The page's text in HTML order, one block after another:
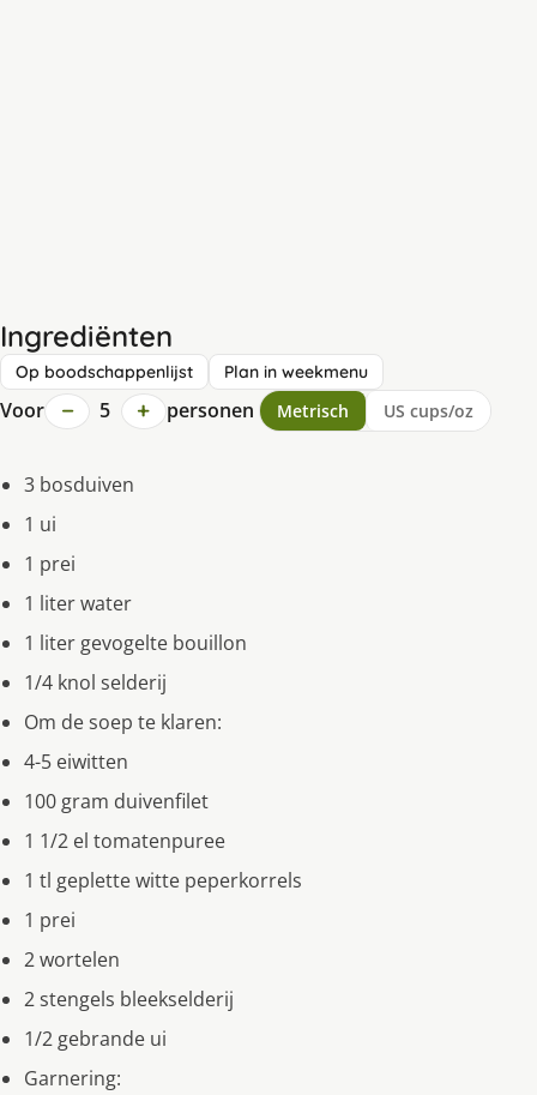
Ingrediënten
Op boodschappenlijst Plan in weekmenu
Voor − 5 + personen Metrisch US cups/oz
3 bosduiven
1 ui
1 prei
1 liter water
1 liter gevogelte bouillon
1/4 knol selderij
Om de soep te klaren:
4-5 eiwitten
100 gram duivenfilet
1 1/2 el tomatenpuree
1 tl geplette witte peperkorrels
1 prei
2 wortelen
2 stengels bleekselderij
1/2 gebrande ui
Garnering: